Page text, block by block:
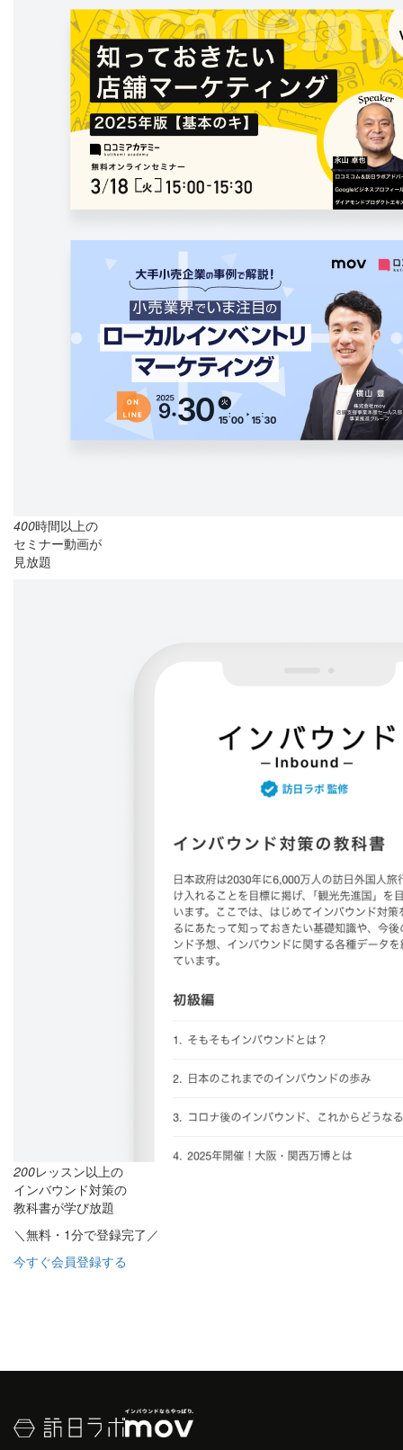
400時間以上の
セミナー動画が
見放題
200レッスン以上の
インバウンド対策の
教科書が学び放題
＼無料・1分で登録完了／
今すぐ会員登録する